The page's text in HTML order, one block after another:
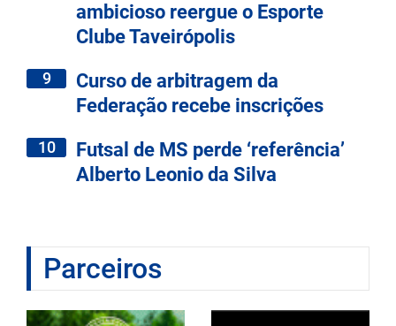
ambicioso reergue o Esporte
Clube Taveirópolis
9
Curso de arbitragem da
Federação recebe inscrições
10
Futsal de MS perde ‘referência’
Alberto Leonio da Silva
Parceiros